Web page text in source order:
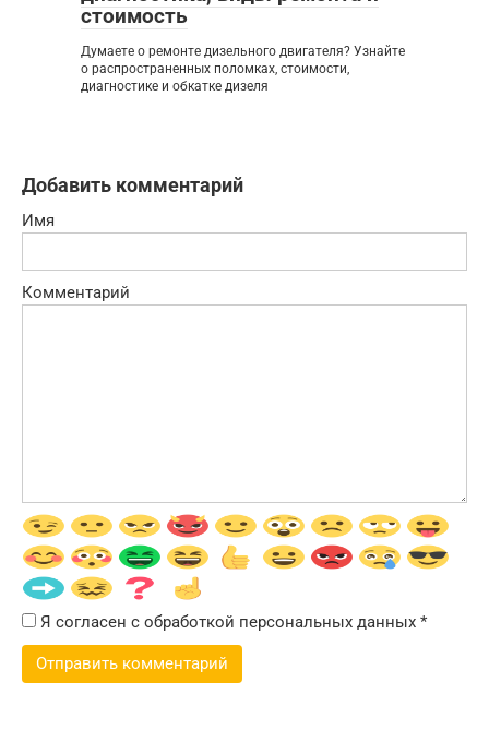
стоимость
Думаете о ремонте дизельного двигателя? Узнайте
о распространенных поломках, стоимости,
диагностике и обкатке дизеля
Добавить комментарий
Имя
Комментарий
Я согласен с обработкой персональных данных *